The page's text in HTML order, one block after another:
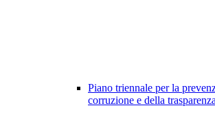
Piano triennale per la
corruzione e della trasparenza